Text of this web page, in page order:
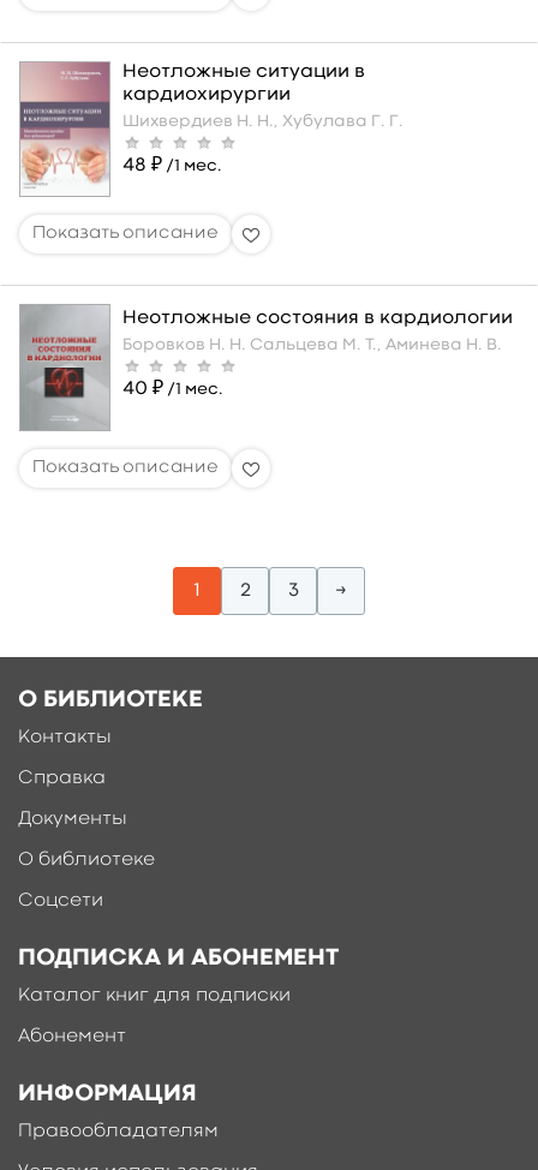
Неотложные ситуации в
кардиохирургии
Шихвердиев Н. Н., Хубулава Г. Г.
48 ₽ /1 мес.
Неотложные состояния в кардиологии
Боровков Н. Н. Сальцева М. Т., Аминева Н. В.
40 ₽ /1 мес.
1 2 3 →
О БИБЛИОТЕКЕ
Контакты
Справка
Документы
О библиотеке
Соцсети
ПОДПИСКА И АБОНЕМЕНТ
Каталог книг для подписки
Абонемент
ИНФОРМАЦИЯ
Правообладателям